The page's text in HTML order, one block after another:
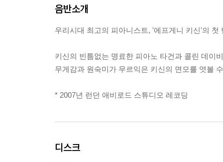
음반소개
우리시대 최고의 피아니스트, '에프게니 키신'의
키신의 빈틈없는 명료한 피아노 타건과 콜린 데이
무게감과 원숙미가 무르익은 키신의 면모를 엿볼
* 2007년 런던 애비로드 스튜디오 레코딩
디스크